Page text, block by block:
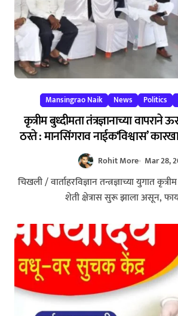
Mansingrao Naik News Politics
कृत्रीम बुध्दीमता तंत्रज्ञानाच्या
ठरते : मानसिंगराव नाईक‘विश्वास’
चिखलीत स्मार्ट शेतकरी संमेलनात
Boosts Sugarcane Farming:
Rohit More Mar 28,
चिखली / वार्ताहरविज्ञान तन्त्रज्ञाच्या युगात कृत्रीम बुद्धिमत्तेचा वापर ऊस
शेती क्षेत्रास सुरू झाला असून,